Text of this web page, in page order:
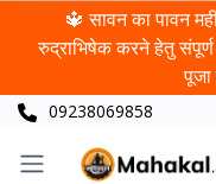
🔱 सावन का पावन
रुद्राभिषेक करने हेतु
पूजा
09238069858